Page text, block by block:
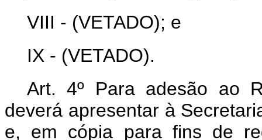
VIII - (VETADO); e
IX - (VETADO).
Art. 4º Para adesão ao
deverá apresentar à
e, em cópia para fins de